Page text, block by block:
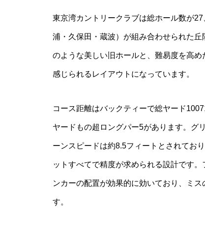
東京湾カントリークラブは総ホール数が
浦・久保田・蔵波）が組み合わせられた
のような美しい旧ホールと、難易度を高
感じられるレイアウトになっています。
コース距離はバックティーで総ヤード
ヤードもの超ロングパー5があります。グ
ーンスピードは約8.5フィートとされてお
ットすべてで精度が求められる設計です
ンカーの配置が効果的に効いており、ミ
す。